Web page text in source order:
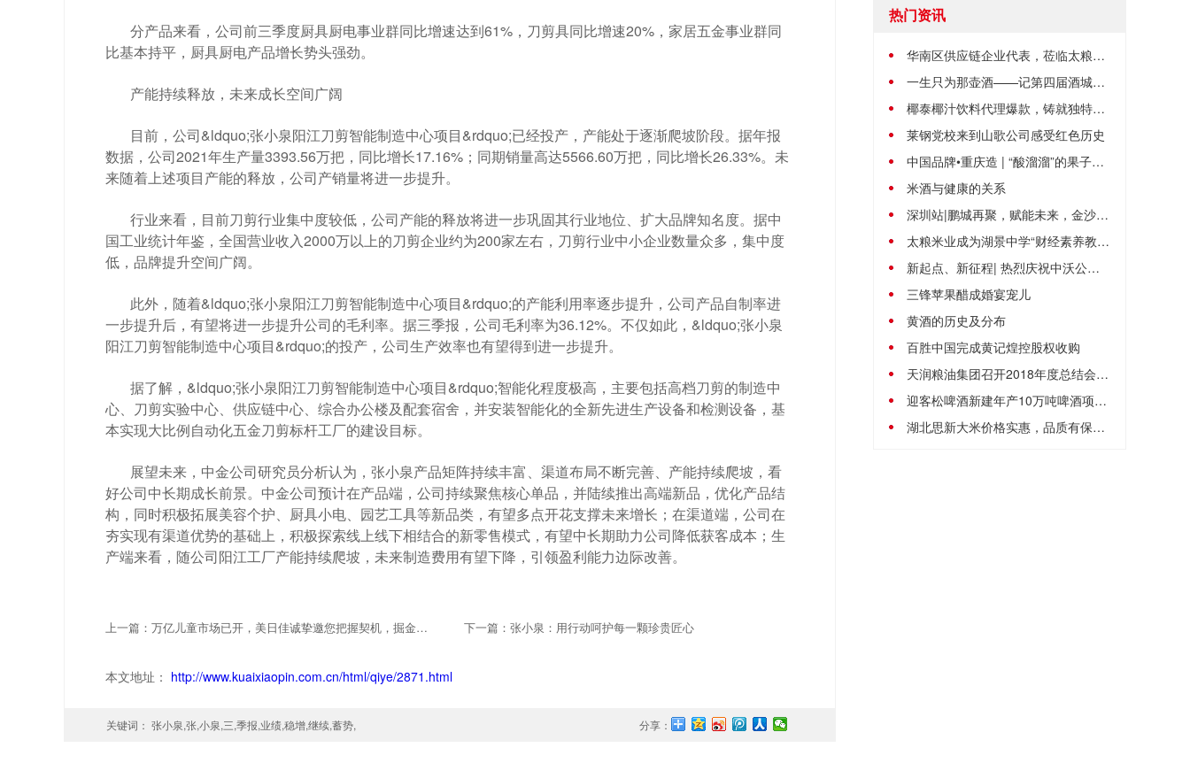
分产品来看，公司前三季度厨具厨电事业群同比增速达到61%，刀剪具同比增速20%，家居五金事业群同
比基本持平，厨具厨电产品增长势头强劲。
产能持续释放，未来成长空间广阔
目前，公司&ldquo;张小泉阳江刀剪智能制造中心项目&rdquo;已经投产，产能处于逐渐爬坡阶段。据年报
数据，公司2021年生产量3393.56万把，同比增长17.16%；同期销量高达5566.60万把，同比增长26.33%。未
来随着上述项目产能的释放，公司产销量将进一步提升。
行业来看，目前刀剪行业集中度较低，公司产能的释放将进一步巩固其行业地位、扩大品牌知名度。据中
国工业统计年鉴，全国营业收入2000万以上的刀剪企业约为200家左右，刀剪行业中小企业数量众多，集中度
低，品牌提升空间广阔。
此外，随着&ldquo;张小泉阳江刀剪智能制造中心项目&rdquo;的产能利用率逐步提升，公司产品自制率进
一步提升后，有望将进一步提升公司的毛利率。据三季报，公司毛利率为36.12%。不仅如此，&ldquo;张小泉
阳江刀剪智能制造中心项目&rdquo;的投产，公司生产效率也有望得到进一步提升。
据了解，&ldquo;张小泉阳江刀剪智能制造中心项目&rdquo;智能化程度极高，主要包括高档刀剪的制造中
心、刀剪实验中心、供应链中心、综合办公楼及配套宿舍，并安装智能化的全新先进生产设备和检测设备，基
本实现大比例自动化五金刀剪标杆工厂的建设目标。
展望未来，中金公司研究员分析认为，张小泉产品矩阵持续丰富、渠道布局不断完善、产能持续爬坡，看
好公司中长期成长前景。中金公司预计在产品端，公司持续聚焦核心单品，并陆续推出高端新品，优化产品结
构，同时积极拓展美容个护、厨具小电、园艺工具等新品类，有望多点开花支撑未来增长；在渠道端，公司在
夯实现有渠道优势的基础上，积极探索线上线下相结合的新零售模式，有望中长期助力公司降低获客成本；生
产端来看，随公司阳江工厂产能持续爬坡，未来制造费用有望下降，引领盈利能力边际改善。
上一篇：万亿儿童市场已开，美日佳诚挚邀您把握契机，掘金市场！ 下一篇：张小泉：用行动呵护每一颗珍贵匠心
本文地址： http://www.kuaixiaopin.com.cn/html/qiye/2871.html
关键词： 张小泉,张,小泉,三,季报,业绩,稳增,继续,蓄势, 分享：
热门资讯
华南区供应链企业代表，莅临太粮米业参访指导！
一生只为那壶酒——记第四届酒城英才许德富
椰泰椰汁饮料代理爆款，铸就独特的品牌属性
莱钢党校来到山歌公司感受红色历史
中国品牌•重庆造 | “酸溜溜”的果子甜蜜蜜的日子，潼南汇达柠檬远销世界各
米酒与健康的关系
深圳站|鹏城再聚，赋能未来，金沙古酒百城巡展第39站完美收官!
太粮米业成为湖景中学“财经素养教育实践基地”
新起点、新征程| 热烈庆祝中沃公司新办公楼乔迁之喜
三锋苹果醋成婚宴宠儿
黄酒的历史及分布
百胜中国完成黄记煌控股权收购
天润粮油集团召开2018年度总结会议暨民主测评会
迎客松啤酒新建年产10万吨啤酒项目获批
湖北思新大米价格实惠，品质有保障！